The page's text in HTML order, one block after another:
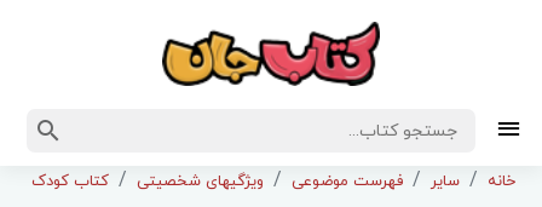
خانه سایر فهرست موضوعی ویژگیهای شخصیتی کتاب کودک